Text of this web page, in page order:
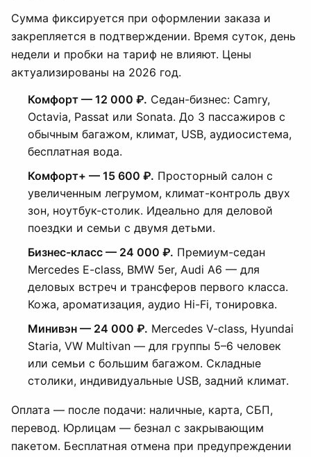
Сумма фиксируется при оформлении заказа и
закрепляется в подтверждении. Время суток, день
недели и пробки на тариф не влияют. Цены
актуализированы на 2026 год.
Комфорт — 12 000 ₽. Седан-бизнес: Camry,
Octavia, Passat или Sonata. До 3 пассажиров с
обычным багажом, климат, USB, аудиосистема,
бесплатная вода.
Комфорт+ — 15 600 ₽. Просторный салон с
увеличенным легрумом, климат-контроль двух
зон, ноутбук-столик. Идеально для деловой
поездки и семьи с двумя детьми.
Бизнес-класс — 24 000 ₽. Премиум-седан
Mercedes E-class, BMW 5er, Audi A6 — для
деловых встреч и трансферов первого класса.
Кожа, ароматизация, аудио Hi-Fi, тонировка.
Минивэн — 24 000 ₽. Mercedes V-class, Hyundai
Staria, VW Multivan — для группы 5–6 человек
или семьи с большим багажом. Складные
столики, индивидуальные USB, задний климат.
Оплата — после подачи: наличные, карта, СБП,
перевод. Юрлицам — безнал с закрывающим
пакетом. Бесплатная отмена при предупреждении